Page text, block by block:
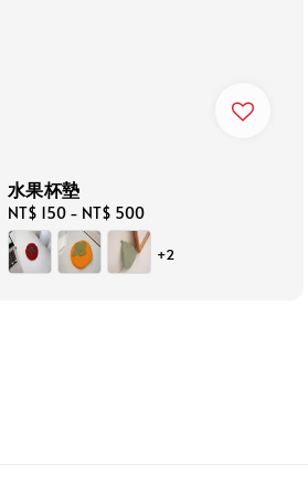
水果杯墊
Regular
price
NT$ 150- NT$ 500
+2